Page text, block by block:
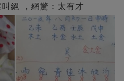
叫絕 ，網驚：太有才